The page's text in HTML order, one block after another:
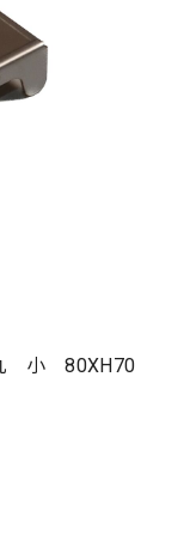
小 80XH70